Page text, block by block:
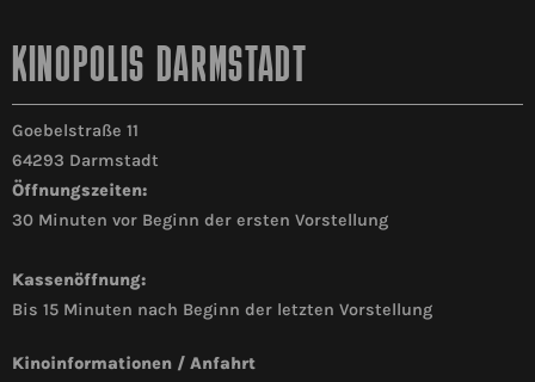
KINOPOLIS DARMSTADT
Goebelstraße 11
64293 Darmstadt
Öffnungszeiten:
30 Minuten vor Beginn der ersten Vorstellung
Kassenöffnung:
Bis 15 Minuten nach Beginn der letzten Vorstellung
Kinoinformationen / Anfahrt